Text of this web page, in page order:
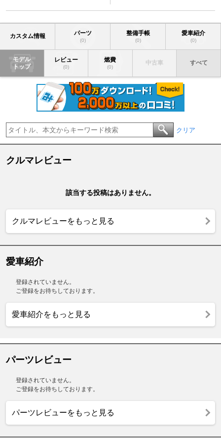
カスタム情報 パーツ
(0)
整備手帳
(0)
愛車紹介
(0)
モデル
トップ
レビュー
(0)
燃費
(0)
中古車 すべて
クリア
クルマレビュー
該当する投稿はありません。
クルマレビューをもっと見る
愛車紹介
登録されていません。
ご登録をお待ちしております。
愛車紹介をもっと見る
パーツレビュー
登録されていません。
ご登録をお待ちしております。
パーツレビューをもっと見る